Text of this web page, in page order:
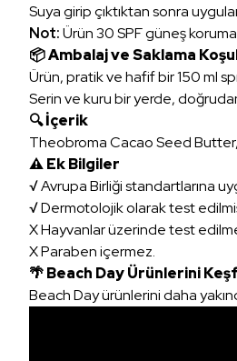
Suya girip çıktıktan sonra
Not:Ürün 30 SPF güneş
📦 Ambalaj ve Saklama
Ürün, pratik ve hafif bir 150 ml
Serin ve kuru bir yerde, doğrudan
🔍 İçerik
Theobroma Cacao Seed
⚠ Ek Bilgiler
√ Avrupa Birliği standartlarına
√ Dermotolojik olarak test
X Hayvanlar üzerinde test
X Paraben içermez.
🌴 Beach Day Ürünlerini
Beach Day ürünlerini daha